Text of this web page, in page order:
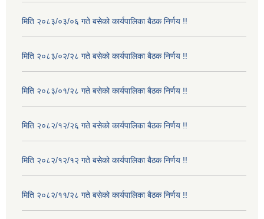
मिति २०८३/०३/०६ गते बसेको कार्यपालिका बैठक निर्णय !!
मिति २०८३/०२/२८ गते बसेको कार्यपालिका बैठक निर्णय !!
मिति २०८३/०१/२८ गते बसेको कार्यपालिका बैठक निर्णय !!
मिति २०८२/१२/२६ गते बसेको कार्यपालिका बैठक निर्णय !!
मिति २०८२/१२/१२ गते बसेको कार्यपालिका बैठक निर्णय !!
मिति २०८२/११/२८ गते बसेको कार्यपालिका बैठक निर्णय !!